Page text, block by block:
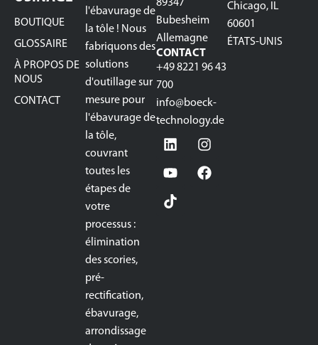
BOUTIQUE
GLOSSAIRE
À PROPOS DE
NOUS
CONTACT
l'ébavurage de
la tôle ! Nous
fabriquons des
solutions
d'outillage sur
mesure pour
l'ébavurage de
la tôle,
couvrant
toutes les
étapes de
votre
processus :
élimination
des scories,
pré-
rectification,
ébavurage,
arrondissage
89347
Bubesheim
Allemagne
CONTACT
+49 8221 96 43
700
info@boeck-
technology.de
Chicago, IL
60601
ÉTATS-UNIS